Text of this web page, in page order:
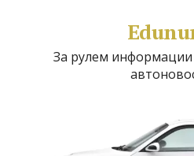
За рулем информации